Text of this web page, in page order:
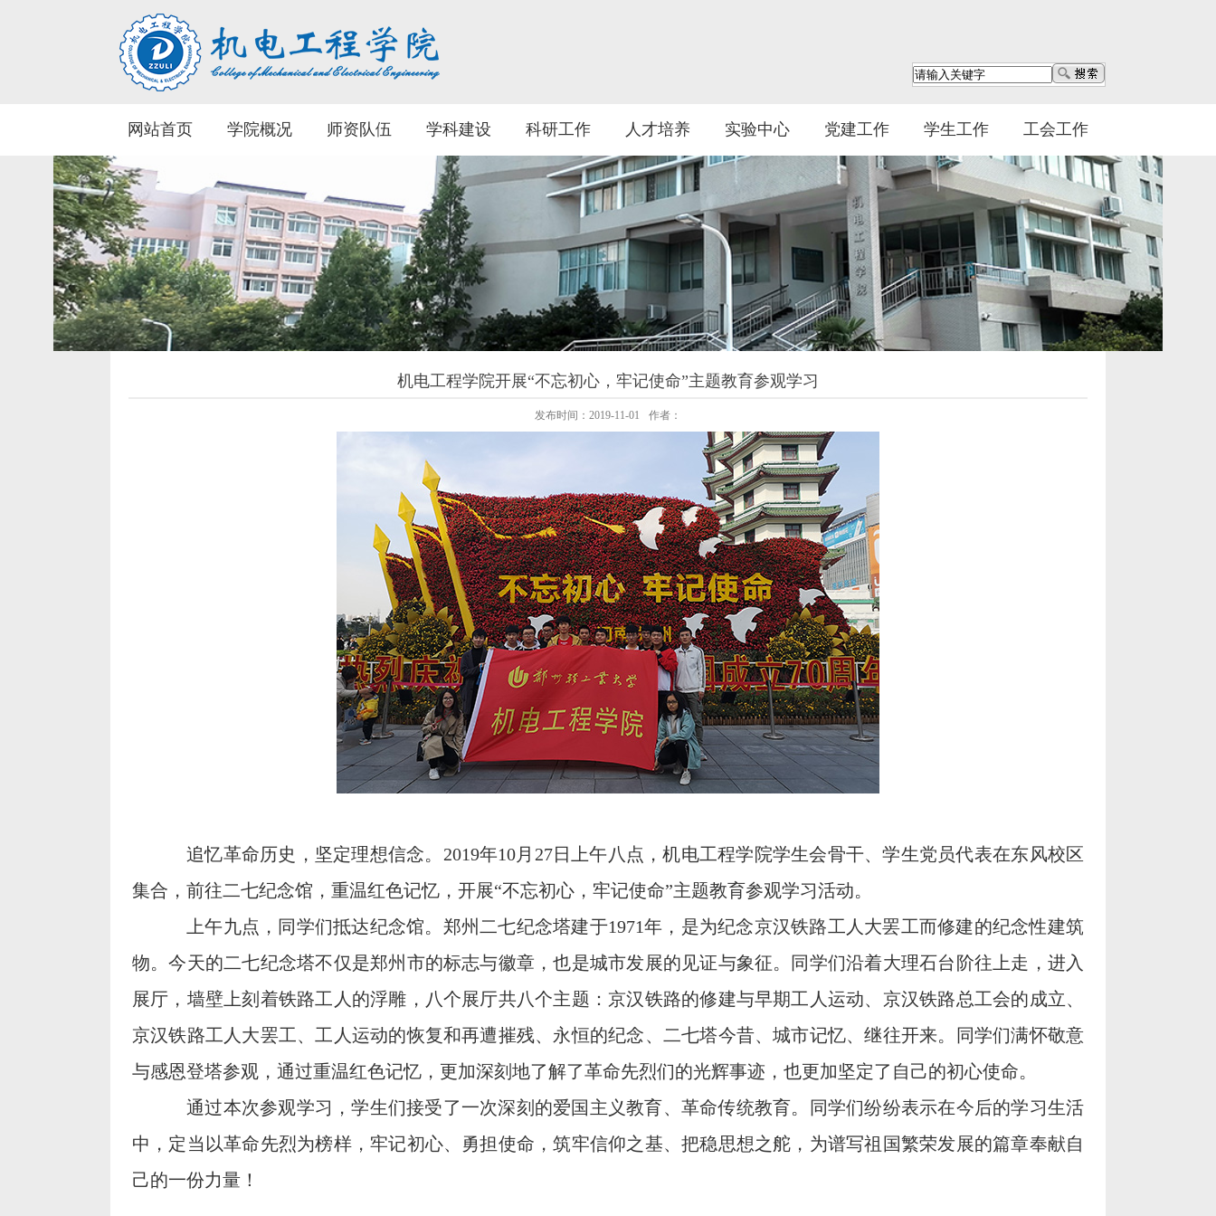
网站首页 学院概况 师资队伍 学科建设 科研工作 人才培养 实验中心 党建工作 学生工作 工会工作
机电工程学院开展“不忘初心，牢记使命”主题教育参观学习
发布时间：2019-11-01 作者：
追忆革命历史，坚定理想信念。 2019年10月 27日上午八点，机电工程学院学生会骨干、学生党员代表在东风校区
集合，前往二七纪念馆，重温红色记忆，开展“不忘初心，牢记使命”主题教育参观学习活动。
上午九点，同学们抵达纪念馆。郑州二七纪念塔建于1971年，是为纪念京汉铁路工人大罢工而修建的纪念性建筑
物。今天的二七纪念塔不仅是郑州市的标志与徽章，也是城市发展的见证与象征。同学们沿着大理石台阶往上走，进入
展厅，墙壁上刻着铁路工人的浮雕，八个展厅共八个主题：京汉铁路的修建与早期工人运动、京汉铁路总工会的成立、
京汉铁路工人大罢工、工人运动的恢复和再遭摧残、永恒的纪念、二七塔今昔、城市记忆、继往开来。同学们满怀敬意
与感恩登塔参观，通过重温红色记忆，更加深刻地了解了革命先烈们的光辉事迹，也更加坚定了自己的初心使命。
通过本次参观学习，学生们接受了一次深刻的爱国主义教育、革命传统教育。同学们纷纷表示在今后的学习生活
中，定当以革命先烈为榜样，牢记初心、勇担使命，筑牢信仰之基、把稳思想之舵，为谱写祖国繁荣发展的篇章奉献自
己的一份力量！